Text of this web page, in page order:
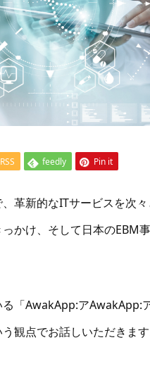
RSS feedly Pin it
革新的なITサービスを次
かけ、そして日本のEBM
「AwakApp:アAwakApp:
観点でお話しいただきます